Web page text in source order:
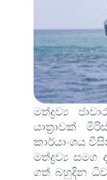
මත්ද්‍රව්‍ය
යාත්‍රාවක්
කාර්යාංශය
මත්ද්‍රව්‍ය
ගත් බහුදින